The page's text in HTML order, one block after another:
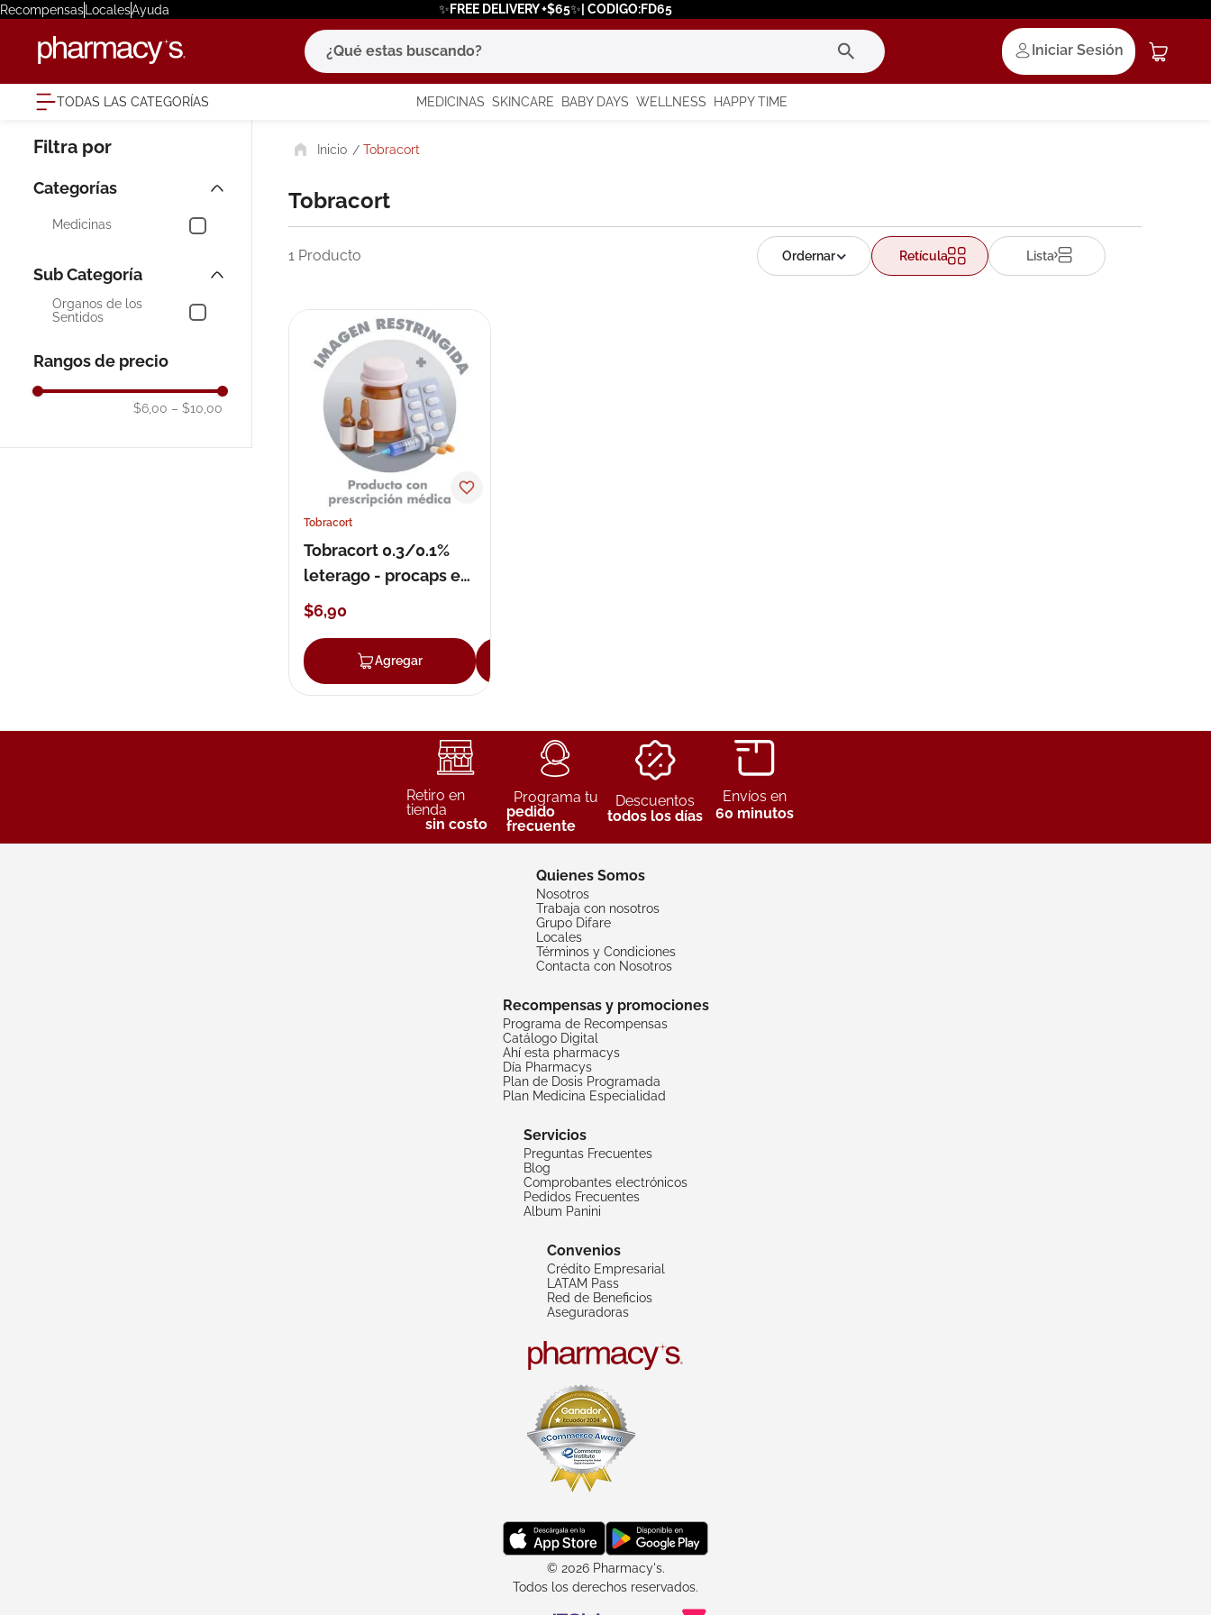
RecompensasLocalesAyuda ✨FREE DELIVERY +$65✨| CODIGO:FD65
¿Qué estas buscando?
Iniciar Sesión
TODAS LAS CATEGORÍAS MEDICINAS SKINCARE BABY DAYS WELLNESS HAPPY TIME
Medicinas
Órganos de los
Sentidos
Rangos de precio
$6,00 – $10,00
Tobracort
Tobracort
1 Producto Retícula Lista
Tobracort
Tobracort 0.3/0.1%
leterago - procaps en
gotas
$6,90
Agregar
Retiro en
tienda
sin costo
Programa tu
pedido
frecuente
Descuentos
todos los días
Envíos en
60 minutos
Quienes Somos
Nosotros
Trabaja con nosotros
Grupo Difare
Locales
Términos y Condiciones
Contacta con Nosotros
Recompensas y promociones
Programa de Recompensas
Catálogo Digital
Ahí esta pharmacys
Día Pharmacys
Plan de Dosis Programada
Plan Medicina Especialidad
Servicios
Preguntas Frecuentes
Blog
Comprobantes electrónicos
Pedidos Frecuentes
Album Panini
Convenios
Crédito Empresarial
LATAM Pass
Red de Beneficios
Aseguradoras
© 2026 Pharmacy's.
Todos los derechos reservados.
términos más buscados
1. eucerin
3.
6. degraler
7. isdin
roche posay
9. pañales
nivea